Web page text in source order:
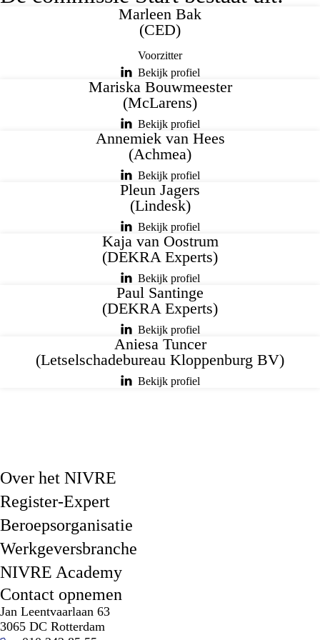
Marleen Bak
(CED)
Voorzitter
Bekijk profiel
Mariska Bouwmeester
(McLarens)
Bekijk profiel
Annemiek van Hees
(Achmea)
Bekijk profiel
Pleun Jagers
(Lindesk)
Bekijk profiel
Kaja van Oostrum
(DEKRA Experts)
Bekijk profiel
Paul Santinge
(DEKRA Experts)
Bekijk profiel
Aniesa Tuncer
(Letselschadebureau Kloppenburg BV)
Bekijk profiel
Over het NIVRE
Register-Expert
Beroepsorganisatie
Werkgeversbranche
NIVRE Academy
Contact opnemen
Jan Leentvaarlaan 63
3065 DC Rotterdam